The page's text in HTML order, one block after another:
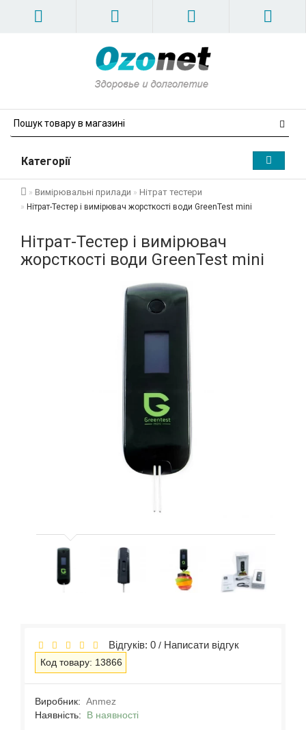
Категорії
Вимірювальні прилади Нітрат тестери
Нітрат-Тестер і вимірювач жорсткості води GreenTest mini
Нітрат-Тестер і вимірювач
жорсткості води GreenTest mini
Відгуків: 0 / Написати відгук
Код товару: 13866
Виробник: Anmez
Наявність: В наявності